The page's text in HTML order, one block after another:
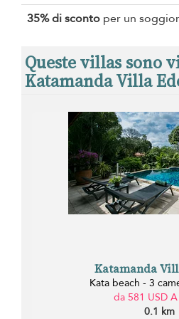
35% di sconto per un
Queste villas sono
Katamanda Villa
Katamanda
Kata beach - 3
da 581 USD
0.1 km